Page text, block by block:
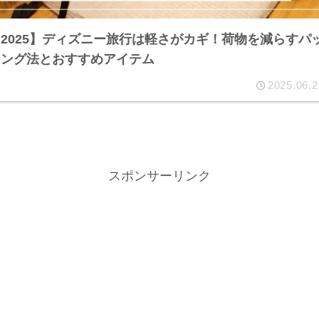
】ディズニー旅行は軽さがカギ！荷物を減らすパ
グ法とおすすめアイテム
スポンサーリンク